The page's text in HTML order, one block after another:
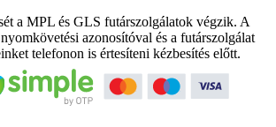
a MPL és GLS futárszolgálatok végzik. A
azonosítóval és a futárszolgálat
telefonon is értesíteni kézbesítés előtt.